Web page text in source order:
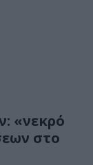
«νεκρό
στο